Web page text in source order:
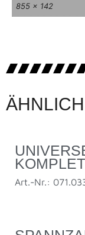
855 x 142
Art.-Nr.: